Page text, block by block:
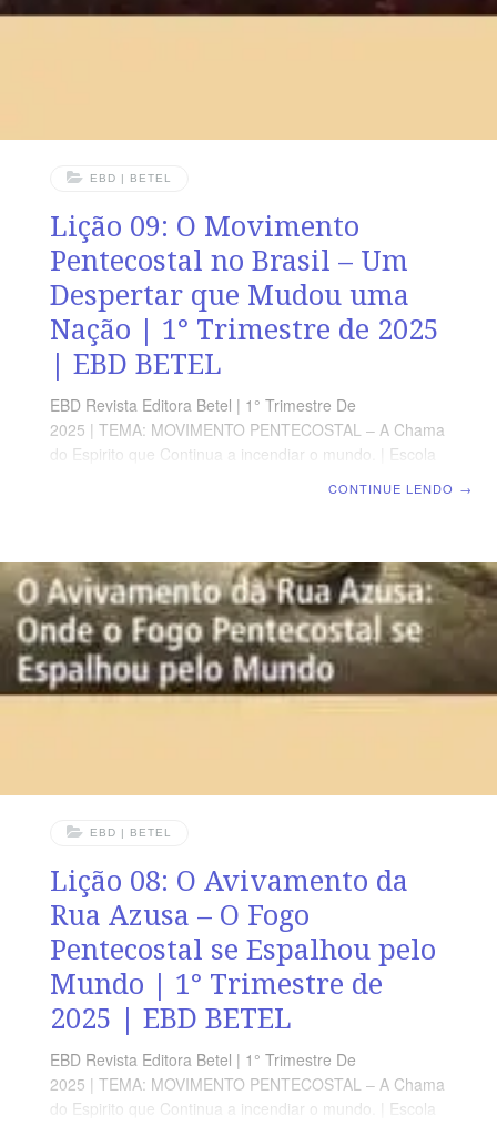
nem arrastados por qualquer vento de
EBD | BETEL
Lição 09: O Movimento
Pentecostal no Brasil – Um
Despertar que Mudou uma
Nação | 1° Trimestre de 2025
| EBD BETEL
EBD Revista Editora Betel | 1° Trimestre De
2025 | TEMA: MOVIMENTO PENTECOSTAL – A Chama
do Espirito que Continua a incendiar o mundo. | Escola
profetizavam”, Atos 19.6 VERDADE APLICADA Cada
membro do Corpo de Cristo, à luz da Palavra de Deus,
deve cultivar o desejo de buscar mais de Deus, para
que a chama do Espírito não
CONTINUE LENDO →
EBD | BETEL
Lição 08: O Avivamento da
Rua Azusa – O Fogo
Pentecostal se Espalhou pelo
Mundo | 1° Trimestre de
2025 | EBD BETEL
EBD Revista Editora Betel | 1° Trimestre De
2025 | TEMA: MOVIMENTO PENTECOSTAL – A Chama
do Espirito que Continua a incendiar o mundo. | Escola